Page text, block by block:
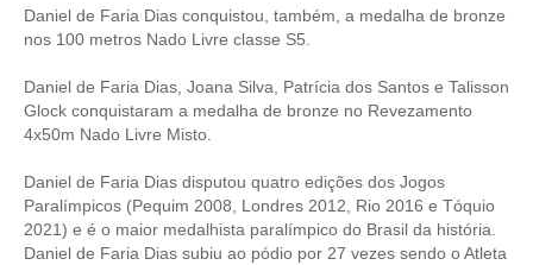
Daniel de Faria Dias conquistou, também, a medalha de bronze
nos 100 metros Nado Livre classe S5.
Daniel de Faria Dias, Joana Silva, Patrícia dos Santos e Talisson
Glock conquistaram a medalha de bronze no Revezamento
4x50m Nado Livre Misto.
Daniel de Faria Dias disputou quatro edições dos Jogos
Paralímpicos (Pequim 2008, Londres 2012, Rio 2016 e Tóquio
2021) e é o maior medalhista paralímpico do Brasil da história.
Daniel de Faria Dias subiu ao pódio por 27 vezes sendo o Atleta